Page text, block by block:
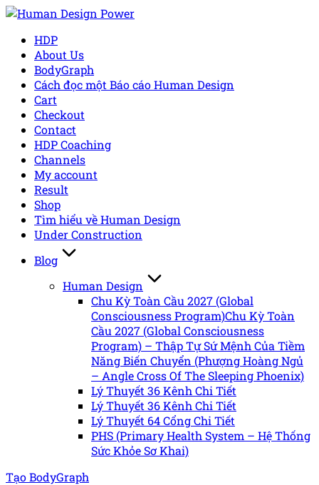
Skip
contentHDP
About Us
BodyGraph
Cách đọc một Báo cáo Human Design
Cart
Checkout
Contact
HDP Coaching
Channels
My account
Result
Shop
Tìm hiểu về Human Design
Under Construction
Blog
Human Design
Chu Kỳ Toàn Cầu 2027 (Global
Consciousness Program)Chu Kỳ Toàn
Cầu 2027 (Global Consciousness
Program) – Thập Tự Sứ Mệnh Của Tiềm
Năng Biến Chuyển (Phượng Hoàng Ngủ
– Angle Cross Of The Sleeping Phoenix)
Lý Thuyết 36 Kênh Chi Tiết
Lý Thuyết 36 Kênh Chi Tiết
Lý Thuyết 64 Cổng Chi Tiết
PHS (Primary Health System – Hệ Thống
Sức Khỏe Sơ Khai)
Tạo BodyGraph